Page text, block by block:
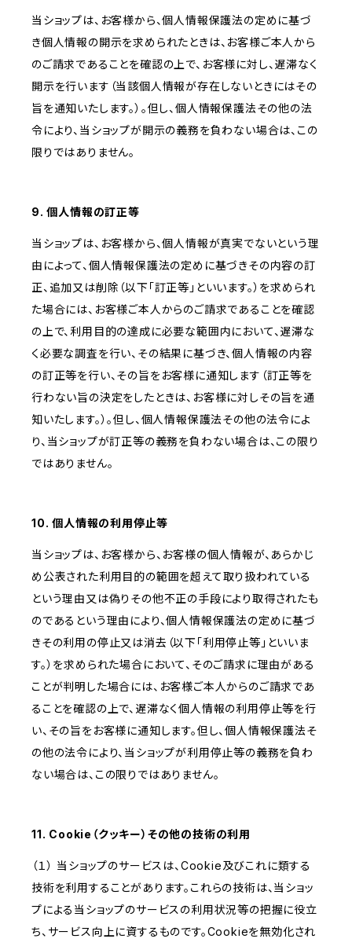
当ショップは、お客様から、個人情報保護法の定めに基づ
き個人情報の開示を求められたときは、お客様ご本人から
のご請求であることを確認の上で、お客様に対し、遅滞なく
開示を行います（当該個人情報が存在しないときにはその
旨を通知いたします。）。但し、個人情報保護法その他の法
令により、当ショップが開示の義務を負わない場合は、この
限りではありません。
9. 個人情報の訂正等
当ショップは、お客様から、個人情報が真実でないという理
由によって、個人情報保護法の定めに基づきその内容の訂
正、追加又は削除（以下「訂正等」といいます。）を求められ
た場合には、お客様ご本人からのご請求であることを確認
の上で、利用目的の達成に必要な範囲内において、遅滞な
く必要な調査を行い、その結果に基づき、個人情報の内容
の訂正等を行い、その旨をお客様に通知します（訂正等を
行わない旨の決定をしたときは、お客様に対しその旨を通
知いたします。）。但し、個人情報保護法その他の法令によ
り、当ショップが訂正等の義務を負わない場合は、この限り
ではありません。
10. 個人情報の利用停止等
当ショップは、お客様から、お客様の個人情報が、あらかじ
め公表された利用目的の範囲を超えて取り扱われている
という理由又は偽りその他不正の手段により取得されたも
のであるという理由により、個人情報保護法の定めに基づ
きその利用の停止又は消去（以下「利用停止等」といいま
す。）を求められた場合において、そのご請求に理由がある
ことが判明した場合には、お客様ご本人からのご請求であ
ることを確認の上で、遅滞なく個人情報の利用停止等を行
い、その旨をお客様に通知します。但し、個人情報保護法そ
の他の法令により、当ショップが利用停止等の義務を負わ
ない場合は、この限りではありません。
11. Cookie（クッキー）その他の技術の利用
（１） 当ショップのサービスは、Cookie及びこれに類する
技術を利用することがあります。これらの技術は、当ショッ
プによる当ショップのサービスの利用状況等の把握に役立
ち、サービス向上に資するものです。Cookieを無効化され